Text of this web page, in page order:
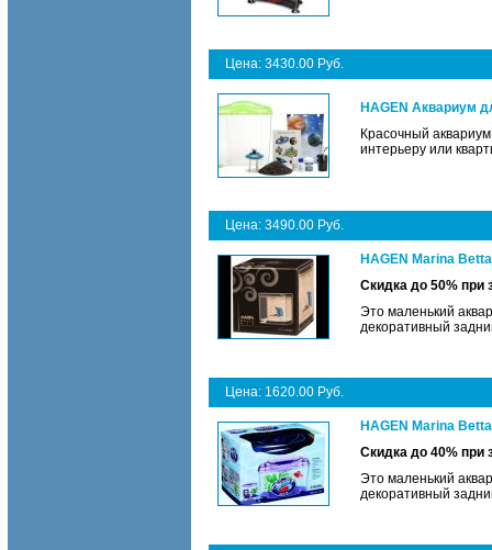
Цена: 3430.00 Руб.
HAGEN Аквариум
Красочный
интерьеру или
Цена: 3490.00 Руб.
HAGEN Marina
Скидка до 50% при
Это маленький
декоративный
Цена: 1620.00 Руб.
HAGEN Marina
Скидка до 40% при
Это маленький
декоративный